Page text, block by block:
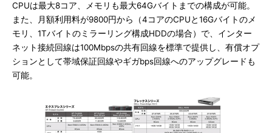
CPUは最大8コア、メモリも最大64Gバイトまでの構成が可能。
また、月額利用料が9800円から（4コアのCPUと16Gバイトのメ
モリ、1Tバイトのミラーリング構成HDDの場合）で、インター
ネット接続回線は100Mbpsの共有回線を標準で提供し、有償オプ
ションとして帯域保証回線やギガbps回線へのアップグレードも
可能。